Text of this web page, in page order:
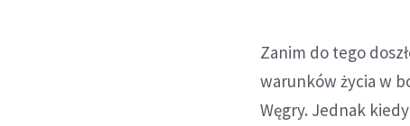
Zanim do tego
warunków życia w
Węgry. Jednak